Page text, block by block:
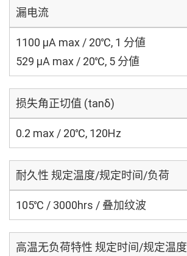
漏电流
1100 μA max / 20℃, 1 分値
529 μA max / 20℃, 5 分値
损失角正切值 (tanδ)
0.2 max / 20℃, 120Hz
耐久性 规定温度/规定时间/负荷
105℃ / 3000hrs / 叠加纹波
高温无负荷特性 规定时间/规定温度